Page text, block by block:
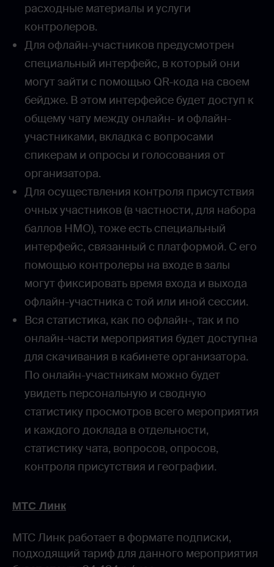
расходные материалы и услуги
контролеров.
Для офлайн-участников предусмотрен
специальный интерфейс, в который они
могут зайти с помощью QR-кода на своем
бейдже. В этом интерфейсе будет доступ к
общему чату между онлайн- и офлайн-
участниками, вкладка с вопросами
спикерам и опросы и голосования от
организатора.
Для осуществления контроля присутствия
очных участников (в частности, для набора
баллов НМО), тоже есть специальный
интерфейс, связанный с платформой. С его
помощью контролеры на входе в залы
могут фиксировать время входа и выхода
офлайн-участника с той или иной сессии.
Вся статистика, как по офлайн-, так и по
онлайн-части мероприятия будет доступна
для скачивания в кабинете организатора.
По онлайн-участникам можно будет
увидеть персональную и сводную
статистику просмотров всего мероприятия
и каждого доклада в отдельности,
статистику чата, вопросов, опросов,
контроля присутствия и географии.
МТС Линк
МТС Линк работает в формате подписки,
подходящий тариф для данного мероприятия